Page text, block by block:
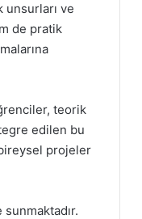
unsurları ve
de pratik
teorik
edilen bu
projeler